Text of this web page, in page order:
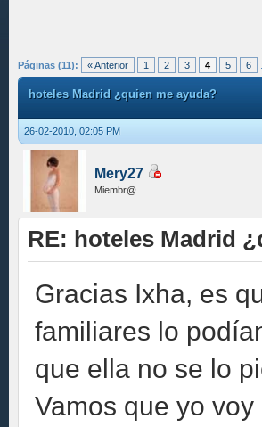
Páginas (11): « Anterior 1 2 3 4 5 6
hoteles Madrid ¿quien me ayuda?
26-02-2010, 02:05 PM
Mery27
Miembr@
RE: hoteles Madrid
Gracias Ixha, es
familiares lo
que ella no se lo
Vamos que yo